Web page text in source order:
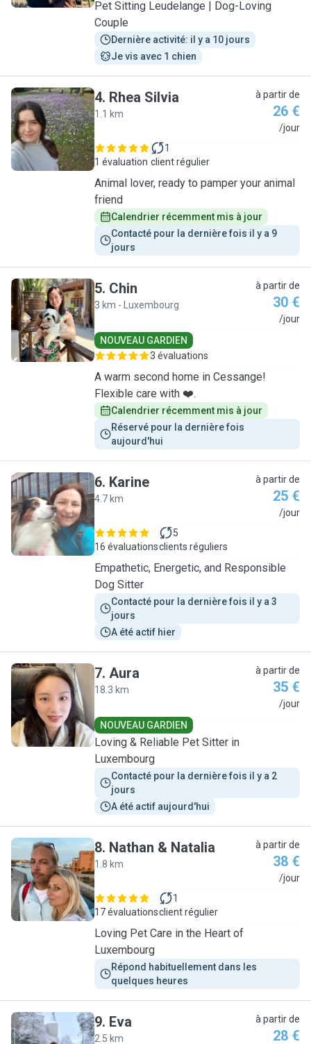
Pet Sitting Leudelange | Dog-Loving
Couple
Dernière activité: il y a 10 jours
Je vis avec 1 chien
R
4. Rhea Silvia
1.1 km
à partir de
26 €
/jour
1 évaluation
1
client régulier
Animal lover, ready to pamper your animal
friend
Calendrier récemment mis à jour
Contacté pour la dernière fois il y a 9
jours
C
5. Chin
3 km - Luxembourg
à partir de
30 €
/jour
NOUVEAU GARDIEN
3 évaluations
A warm second home in Cessange!
Flexible care with ❤️.
Calendrier récemment mis à jour
Réservé pour la dernière fois
aujourd'hui
K
6. Karine
4.7 km
à partir de
25 €
/jour
16 évaluations
5
clients réguliers
Empathetic, Energetic, and Responsible
Dog Sitter
Contacté pour la dernière fois il y a 3
jours
A été actif hier
A
7. Aura
18.3 km
à partir de
35 €
/jour
NOUVEAU GARDIEN
Loving & Reliable Pet Sitter in
Luxembourg
Contacté pour la dernière fois il y a 2
jours
A été actif aujourd'hui
N
8. Nathan & Natalia
1.8 km
à partir de
38 €
/jour
17 évaluations
1
client régulier
Loving Pet Care in the Heart of
Luxembourg
Répond habituellement dans les
quelques heures
9. Eva
2.5 km
à partir de
28 €